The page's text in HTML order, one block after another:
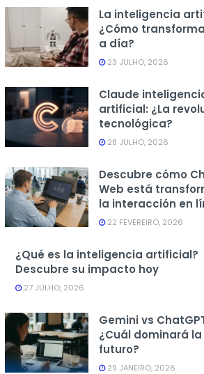
La inteligencia
¿Cómo
a día?
23 JULHO, 2026
Claude
artificial: ¿La
tecnológica?
28 JULHO, 2026
Descubre cómo
Web está
la interacción en
22 FEVEREIRO, 2026
¿Qué es la inteligencia artificial?
Descubre su impacto hoy
27 JULHO, 2026
Gemini vs
¿Cuál dominará la
futuro?
29 JANEIRO, 2026